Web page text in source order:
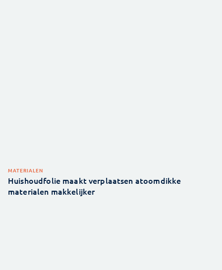
MATERIALEN
Huishoudfolie maakt verplaatsen atoomdikke
materialen makkelijker